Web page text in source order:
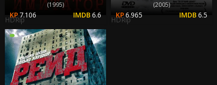
(1995)
7.106 6.6
HDRip
(2005)
6.965 6.5
HDRip